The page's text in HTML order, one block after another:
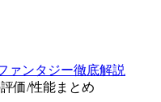
ァンタジー徹底解説
価/性能まとめ